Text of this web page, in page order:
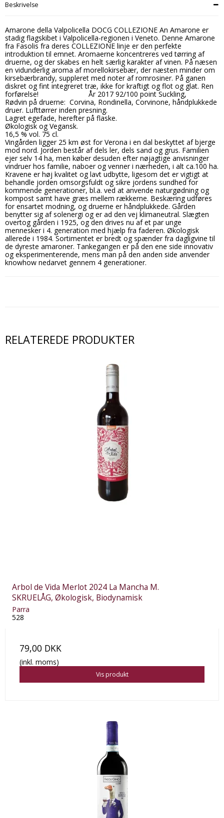
Beskrivelse
Amarone della Valpolicella DOCG COLLEZIONE An Amarone er
stadig flagskibet i Valpolicella-regionen i Veneto. Denne Amarone
fra Fasolis fra deres COLLEZIONE linje er den perfekte
introduktion til emnet. Aromaerne koncentreres ved tørring af
druerne, og der skabes en helt særlig karakter af vinen. På næsen
en vidunderlig aroma af morellokirsebær, der næsten minder om
kirsebærbrandy, suppleret med noter af romrosiner. På ganen
diskret og fint integreret træ, ikke for kraftigt og flot og glat. Ren
forførelse! År 2017 92/100 point Suckling,
Rødvin på druerne: Corvina, Rondinella, Corvinone, håndplukkede
druer. Lufttørrer inden presning.
Lagret egefade, herefter på flaske.
Økologisk og Vegansk.
16,5 % vol. 75 cl.
Vingården ligger 25 km øst for Verona i en dal beskyttet af bjerge
mod nord. Jorden består af dels ler, dels sand og grus. Familien
ejer selv 14 ha, men køber desuden efter nøjagtige anvisninger
vindruer hos familie, naboer og venner i nærheden, i alt ca.100 ha.
Kravene er høj kvalitet og lavt udbytte, ligesom det er vigtigt at
behandle jorden omsorgsfuldt og sikre jordens sundhed for
kommende generationer, bl.a. ved at anvende naturgødning og
kompost samt have græs mellem rækkerne. Beskæring udføres
for ensartet modning, og druerne er håndplukkede. Gården
benytter sig af solenergi og er ad den vej klimaneutral. Slægten
overtog gården i 1925, og den drives nu af et par unge
mennesker i 4. generation med hjælp fra faderen. Økologisk
allerede i 1984. Sortimentet er bredt og spænder fra dagligvine til
de dyreste amaroner. Tankegangen er på den ene side innovativ
og eksperimenterende, mens man på den anden side anvender
knowhow nedarvet gennem 4 generationer.
RELATEREDE PRODUKTER
Arbol de Vida Merlot 2024 La Mancha M.
SKRUELÅG, Økologisk, Biodynamisk
Parra
528
79,00 DKK
(inkl. moms)
Vis produkt